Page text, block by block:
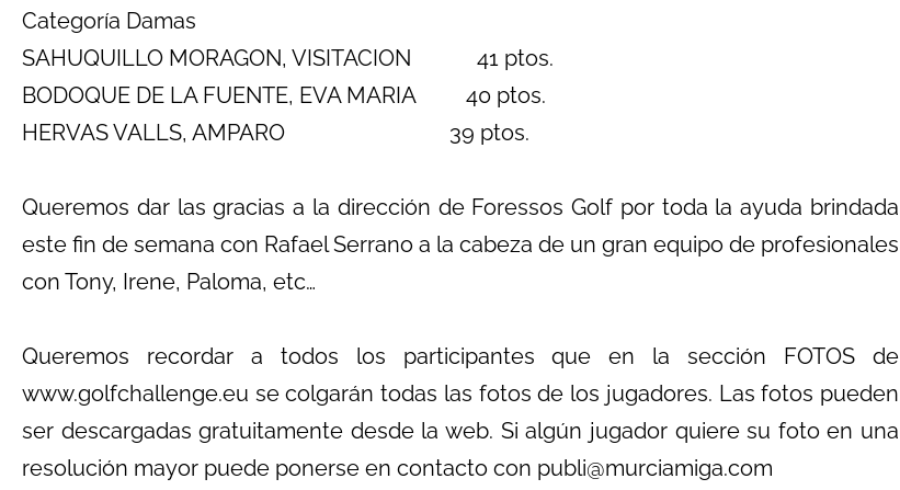
Categoría Damas
SAHUQUILLO MORAGON, VISITACION 41 ptos.
BODOQUE DE LA FUENTE, EVA MARIA 40 ptos.
HERVAS VALLS, AMPARO 39 ptos.
Queremos dar las gracias a la dirección de Foressos Golf por toda la ayuda brindada
este fin de semana con Rafael Serrano a la cabeza de un gran equipo de profesionales
con Tony, Irene, Paloma, etc…
Queremos recordar a todos los participantes que en la sección FOTOS de
www.golfchallenge.eu se colgarán todas las fotos de los jugadores. Las fotos pueden
ser descargadas gratuitamente desde la web. Si algún jugador quiere su foto en una
resolución mayor puede ponerse en contacto con publi@murciamiga.com